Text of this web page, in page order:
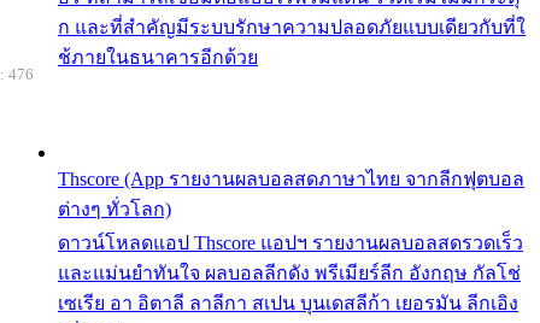
ก และที่สำคัญมีระบบรักษาความปลอดภัยแบบเดียวกับที่ใ
ช้ภายในธนาคารอีกด้วย
Thscore (App รายงานผลบอลสดภาษาไทย จากลีกฟุตบอล
ต่างๆ ทั่วโลก)
ดาวน์โหลดแอป Thscore แอปฯ รายงานผลบอลสดรวดเร็ว
และแม่นยำทันใจ ผลบอลลีกดัง พรีเมียร์ลีก อังกฤษ กัลโช่
เซเรีย อา อิตาลี ลาลีกา สเปน บุนเดสลีก้า เยอรมัน ลีกเอิง
476